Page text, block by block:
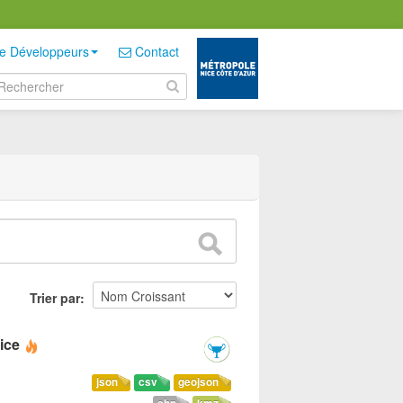
Développeurs Contact
Trier par
geojson
csv
json